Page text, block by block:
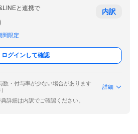
と連携で
間限定
内訳
ログインして確認
数・付与率が少ない場合があります
詳細
詳細は内訳でご確認ください。